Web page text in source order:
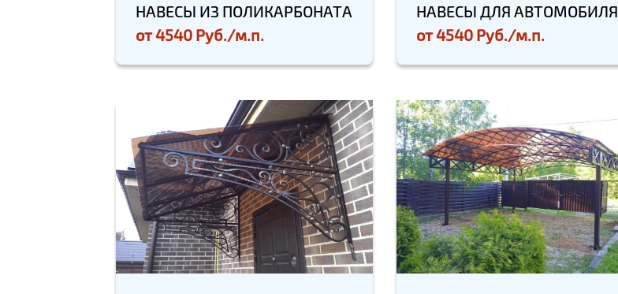
НАВЕСЫ ИЗ ПОЛИКАРБОНАТА
от4540 Руб./м.п.
НАВЕСЫ ДЛЯ АВТОМОБИЛЯ
от4540 Руб./м.п.